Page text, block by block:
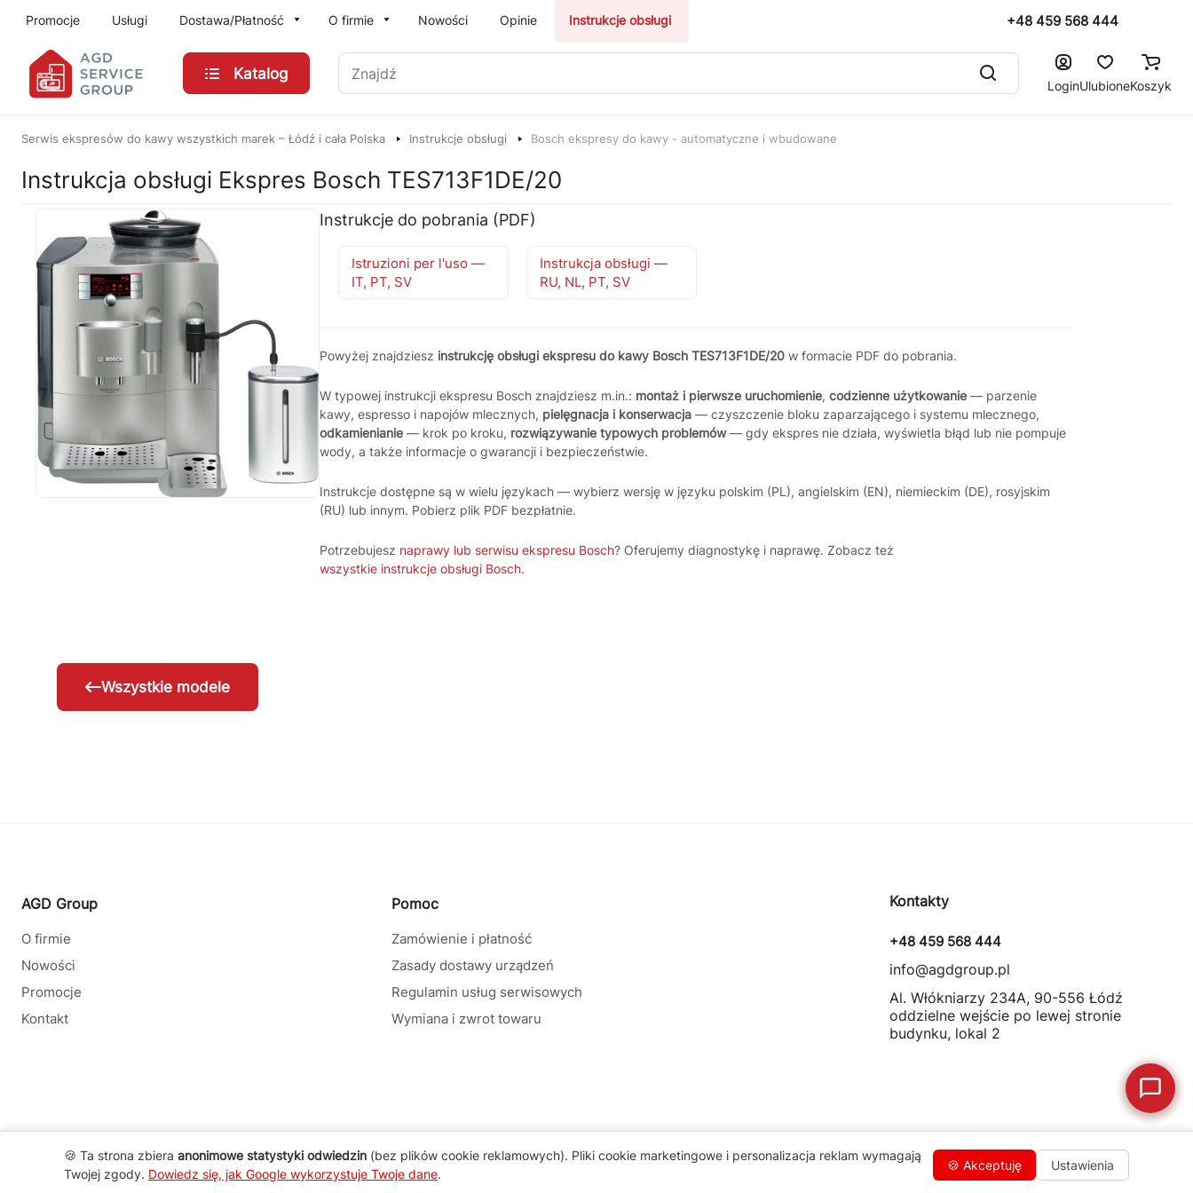
Promocje Usługi Dostawa/Płatność O firmie Nowości Opinie Instrukcje obsługi +48 459 568 444
Katalog
Znajdź
LoginUlubioneKoszyk
Serwis ekspresów do kawy wszystkich marek – Łódź i cała Polska Instrukcje obsługi Bosch ekspresy do kawy - automatyczne i wbudowane
Instrukcja obsługi Ekspres Bosch TES713F1DE/20
Instrukcje do pobrania (PDF)
Istruzioni per l'uso —
IT, PT, SV
Instrukcja obsługi —
RU, NL, PT, SV
Powyżej znajdziesz instrukcję obsługi ekspresu do kawy Bosch TES713F1DE/20 w formacie PDF do pobrania.
W typowej instrukcji ekspresu Bosch znajdziesz m.in.: montaż i pierwsze uruchomienie, codzienne użytkowanie — parzenie
kawy, espresso i napojów mlecznych, pielęgnacja i konserwacja — czyszczenie bloku zaparzającego i systemu mlecznego,
odkamienianie — krok po kroku, rozwiązywanie typowych problemów— gdy ekspres nie działa, wyświetla błąd lub nie pompuje
wody, a także informacje o gwarancji i bezpieczeństwie.
Instrukcje dostępne są w wielu językach — wybierz wersję w języku polskim (PL), angielskim (EN), niemieckim (DE), rosyjskim
(RU) lub innym. Pobierz plik PDF bezpłatnie.
Potrzebujesz naprawy lub serwisu ekspresu Bosch? Oferujemy diagnostykę i naprawę. Zobacz też
wszystkie instrukcje obsługi Bosch.
Wszystkie modele
AGD Group
O firmie
Nowości
Promocje
Kontakt
Pomoc
Zamówienie i płatność
Zasady dostawy urządzeń
Regulamin usług serwisowych
Wymiana i zwrot towaru
Kontakty
+48 459 568 444
info@agdgroup.pl
Al. Włókniarzy 234A, 90-556 Łódź
oddzielne wejście po lewej stronie
budynku, lokal 2
🍪 Ta strona zbiera anonimowe statystyki odwiedzin (bez plików cookie reklamowych). Pliki cookie marketingowe i personalizacja reklam wymagają
Twojej zgody. Dowiedz się, jak Google wykorzystuje Twoje dane.
🍪 Akceptuję Ustawienia
🛠Szukam części
Jak kupić w sklepie?
Reklamacja naprawy 📦Reklamacja towaru